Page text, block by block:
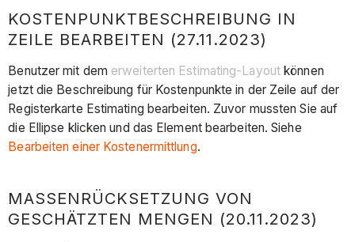
KOSTENPUNKTBESCHREIBUNG IN
ZEILE BEARBEITEN (27.11.2023)
Benutzer mit dem erweiterten Estimating-Layout können
jetzt die Beschreibung für Kostenpunkte in der Zeile auf der
Registerkarte Estimating bearbeiten. Zuvor mussten Sie auf
die Ellipse klicken und das Element bearbeiten. Siehe
Bearbeiten einer Kostenermittlung.
MASSENRÜCKSETZUNG VON
GESCHÄTZTEN MENGEN (20.11.2023)